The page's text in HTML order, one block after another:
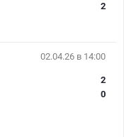
2
02.04.26 в 14:00
2
0